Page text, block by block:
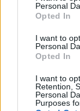
Personal
Opted In
I want to
Personal
Opted In
I want to
Retention,
Personal
Purposes
deployment
I documenti
investimenti
umano. Le